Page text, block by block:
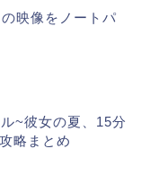
映像をノートパ
~彼女の夏、15分
略まとめ